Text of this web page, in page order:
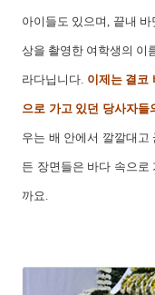
아이들도 있으며, 끝내
상을 촬영한 여학생의 이
라다닙니다. 이제는 결코
으로 가고 있던 당사자들
우는 배 안에서 깔깔대고
든 장면들은 바다 속으로
까요.